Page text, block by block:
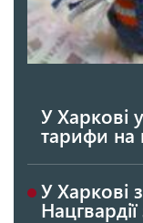
У Харкові
тарифи на
У Харкові